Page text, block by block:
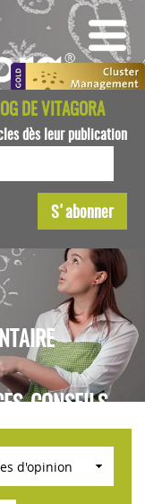
CONSEILS
DE VITAGORA
dès leur publication